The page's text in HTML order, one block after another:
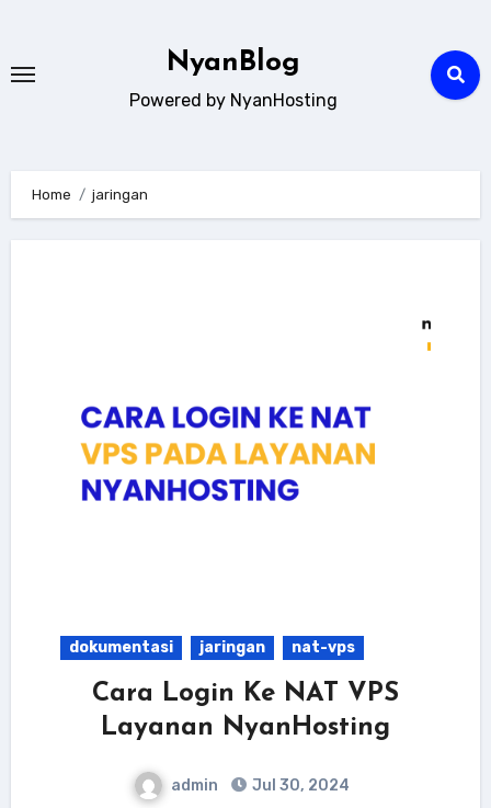
content
NyanBlog
Powered by NyanHosting
Home jaringan
dokumentasi jaringan nat-vps
Cara Login Ke NAT VPS
Layanan NyanHosting
admin Jul 30, 2024